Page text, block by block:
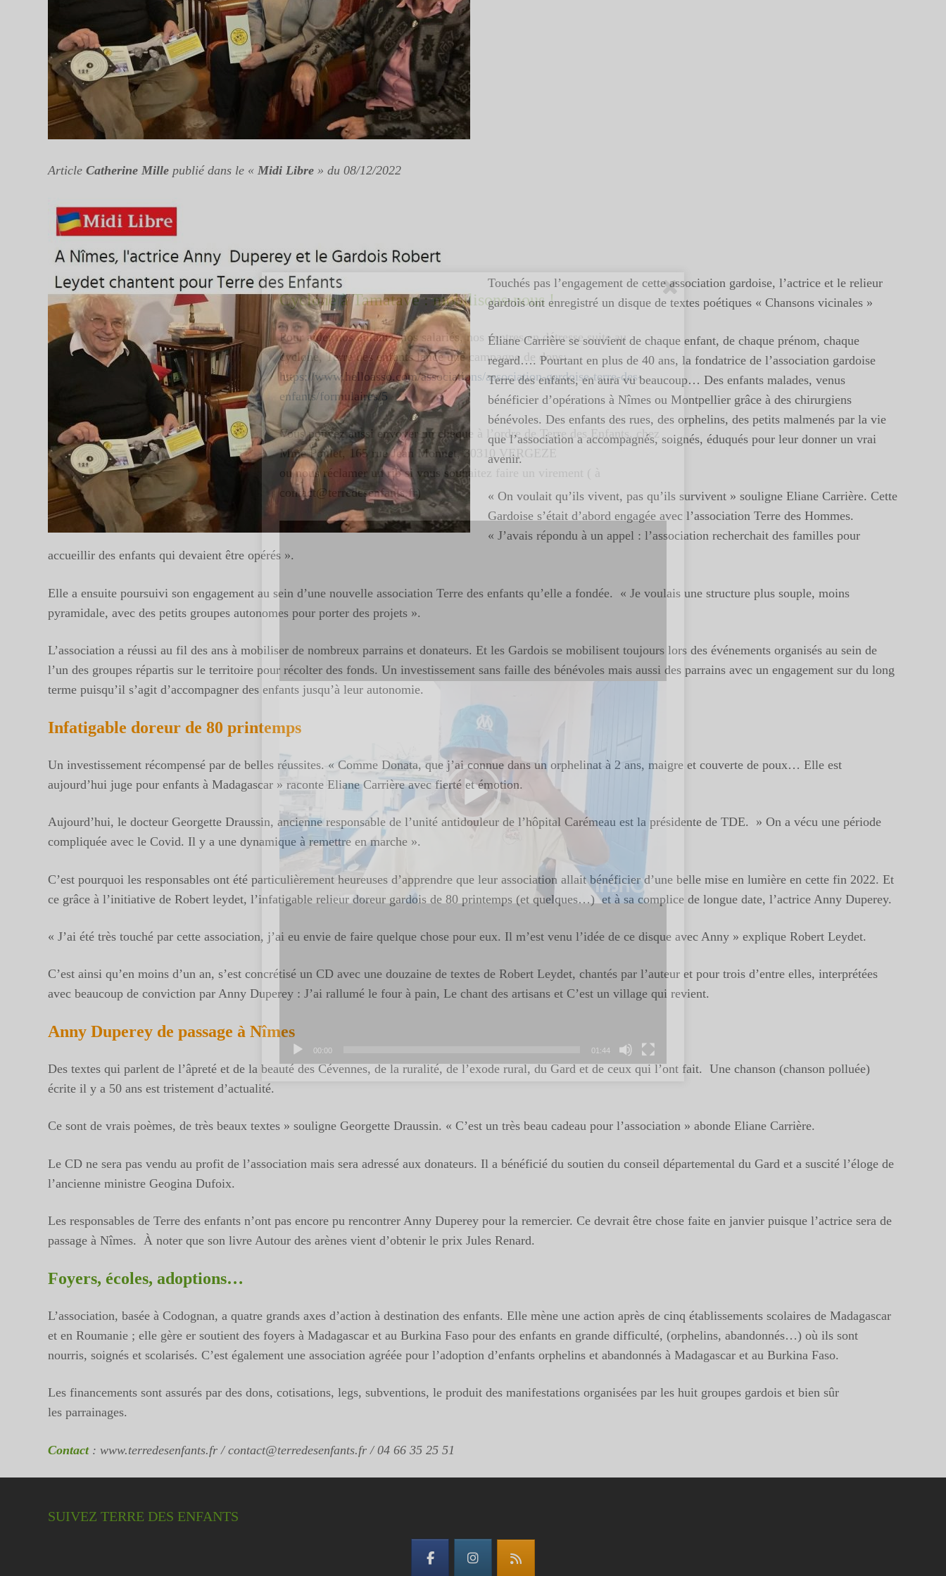
Article Catherine Mille publié dans le « Midi Libre » du 08/12/2022
Touchés pas l’engagement de cette association gardoise, l’actrice et le relieur
gardois ont enregistré un disque de textes poétiques « Chansons vicinales »
Éliane Carrière se souvient de chaque enfant, de chaque prénom, chaque
regard…. Pourtant en plus de 40 ans, la fondatrice de l’association gardoise
Terre des enfants, en aura vu beaucoup… Des enfants malades, venus
bénéficier d’opérations à Nîmes ou Montpellier grâce à des chirurgiens
bénévoles. Des enfants des rues, des orphelins, des petits malmenés par la vie
que l’association a accompagnés, soignés, éduqués pour leur donner un vrai
avenir.
« On voulait qu’ils vivent, pas qu’ils survivent » souligne Eliane Carrière. Cette
Gardoise s’était d’abord engagée avec l’association Terre des Hommes.
« J’avais répondu à un appel : l’association recherchait des familles pour
accueillir des enfants qui devaient être opérés ».
Elle a ensuite poursuivi son engagement au sein d’une nouvelle association Terre des enfants qu’elle a fondée. « Je voulais une structure plus souple, moins
pyramidale, avec des petits groupes autonomes pour porter des projets ».
L’association a réussi au fil des ans à mobiliser de nombreux parrains et donateurs. Et les Gardois se mobilisent toujours lors des événements organisés au sein de
l’un des groupes répartis sur le territoire pour récolter des fonds. Un investissement sans faille des bénévoles mais aussi des parrains avec un engagement sur du long
terme puisqu’il s’agit d’accompagner des enfants jusqu’à leur autonomie.
Infatigable doreur de 80 printemps
Un investissement récompensé par de belles réussites. « Comme Donata, que j’ai connue dans un orphelinat à 2 ans, maigre et couverte de poux… Elle est
aujourd’hui juge pour enfants à Madagascar » raconte Eliane Carrière avec fierté et émotion.
Aujourd’hui, le docteur Georgette Draussin, ancienne responsable de l’unité antidouleur de l’hôpital Carémeau est la présidente de TDE. » On a vécu une période
compliquée avec le Covid. Il y a une dynamique à remettre en marche ».
C’est pourquoi les responsables ont été particulièrement heureuses d’apprendre que leur association allait bénéficier d’une belle mise en lumière en cette fin 2022. Et
ce grâce à l’initiative de Robert leydet, l’infatigable relieur doreur gardois de 80 printemps (et quelques…) et à sa complice de longue date, l’actrice Anny Duperey.
« J’ai été très touché par cette association, j’ai eu envie de faire quelque chose pour eux. Il m’est venu l’idée de ce disque avec Anny » explique Robert Leydet.
C’est ainsi qu’en moins d’un an, s’est concrétisé un CD avec une douzaine de textes de Robert Leydet, chantés par l’auteur et pour trois d’entre elles, interprétées
avec beaucoup de conviction par Anny Duperey : J’ai rallumé le four à pain, Le chant des artisans et C’est un village qui revient.
Anny Duperey de passage à Nîmes
Des textes qui parlent de l’âpreté et de la beauté des Cévennes, de la ruralité, de l’exode rural, du Gard et de ceux qui l’ont fait. Une chanson (chanson polluée)
écrite il y a 50 ans est tristement d’actualité.
Ce sont de vrais poèmes, de très beaux textes » souligne Georgette Draussin. « C’est un très beau cadeau pour l’association » abonde Eliane Carrière.
Le CD ne sera pas vendu au profit de l’association mais sera adressé aux donateurs. Il a bénéficié du soutien du conseil départemental du Gard et a suscité l’éloge de
l’ancienne ministre Geogina Dufoix.
Les responsables de Terre des enfants n’ont pas encore pu rencontrer Anny Duperey pour la remercier. Ce devrait être chose faite en janvier puisque l’actrice sera de
passage à Nîmes. À noter que son livre Autour des arènes vient d’obtenir le prix Jules Renard.
Foyers, écoles, adoptions…
L’association, basée à Codognan, a quatre grands axes d’action à destination des enfants. Elle mène une action après de cinq établissements scolaires de Madagascar
et en Roumanie ; elle gère er soutient des foyers à Madagascar et au Burkina Faso pour des enfants en grande difficulté, (orphelins, abandonnés…) où ils sont
nourris, soignés et scolarisés. C’est également une association agréée pour l’adoption d’enfants orphelins et abandonnés à Madagascar et au Burkina Faso.
Les financements sont assurés par des dons, cotisations, legs, subventions, le produit des manifestations organisées par les huit groupes gardois et bien sûr
les parrainages.
Contact: www.terredesenfants.fr / contact@terredesenfants.fr / 04 66 35 25 51
SUIVEZ TERRE DES ENFANTS
Cyclone à Tamatave : mobilisons-nous !
Pour aider nos enfants, nos salariés, nos centres en détresse suite au
cyclone, Terre des enfants lance une campagne de dons:
https://www.helloasso.com/associations/association-gardoise-terre-des-
enfants/formulaires/5
Vous pouvez aussi envoyer un chèque à l’ordre de Terre des Enfants, chez
Mme Poulet, 165 rue Jean Monnet, 30310 VERGEZE
ou nous réclamer un rib si vous souhaitez faire un virement ( à
contact@terredesenfants.fr)
00:00 01:44